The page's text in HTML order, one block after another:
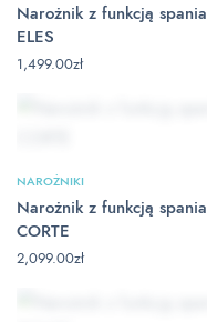
Narożnik z funkcją spania
ELES
1,499.00zł
NAROŻNIKI
Narożnik z funkcją spania
CORTE
2,099.00zł